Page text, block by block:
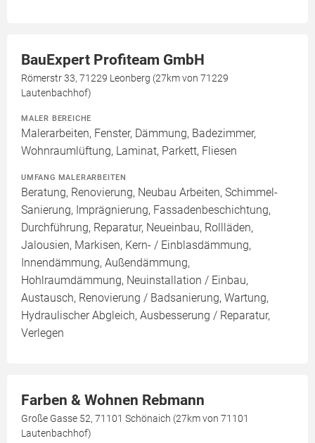
BauExpert Profiteam GmbH
Römerstr 33, 71229 Leonberg (27km von 71229
Lautenbachhof)
MALER BEREICHE
Malerarbeiten, Fenster, Dämmung, Badezimmer,
Wohnraumlüftung, Laminat, Parkett, Fliesen
UMFANG MALERARBEITEN
Beratung, Renovierung, Neubau Arbeiten, Schimmel-
Sanierung, Imprägnierung, Fassadenbeschichtung,
Durchführung, Reparatur, Neueinbau, Rollläden,
Jalousien, Markisen, Kern- / Einblasdämmung,
Innendämmung, Außendämmung,
Hohlraumdämmung, Neuinstallation / Einbau,
Austausch, Renovierung / Badsanierung, Wartung,
Hydraulischer Abgleich, Ausbesserung / Reparatur,
Verlegen
Farben & Wohnen Rebmann
Große Gasse 52, 71101 Schönaich (27km von 71101
Lautenbachhof)